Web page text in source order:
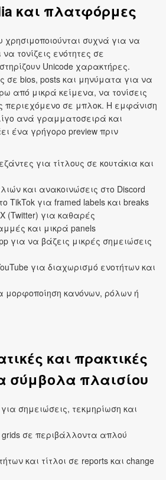
και πλατφόρμες
συχνά για να
τονίζεις ενότητες σε
Unicode χαρακτήρες.
σε bios, posts και μηνύματα για να
από μικρά κείμενα, να τονίσεις
περιεχόμενο σε μπλοκ. Η εμφάνιση
ανά γραμματοσειρά και
ένα γρήγορο preview πριν
για τίτλους σε κουτάκια και
και ανακοινώσεις στο Discord
TikTok για framed labels και breaks
(Twitter) για καθαρές
και μικρά panels
για να βάζεις μικρές σημειώσεις
για διαχωρισμό ενοτήτων και
μορφοποίηση κανόνων, ρόλων ή
και πρακτικές
σύμβολα πλαισίου
σημειώσεις, τεκμηρίωση και
grids σε περιβάλλοντα απλού
και τίτλοι σε reports και change